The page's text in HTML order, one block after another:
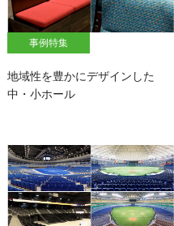
事例特集
地域性を豊かにデザインした
中・小ホール